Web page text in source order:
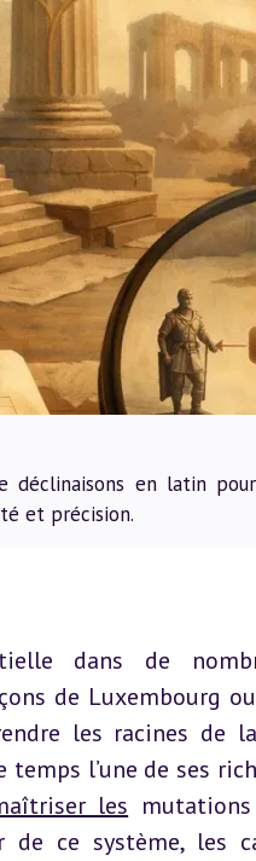
déclinaisons en latin
et précision.
dans de
de Luxembourg
les racines de la
l’une de ses
les
de ce système, les